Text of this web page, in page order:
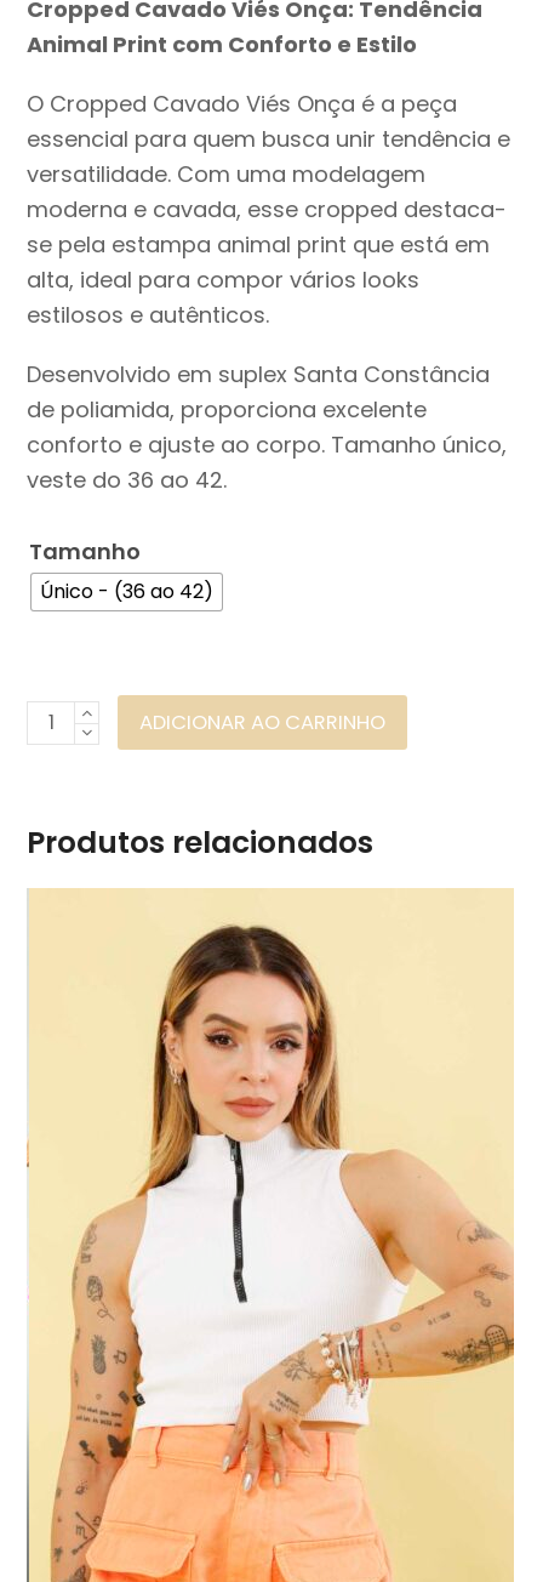
Cropped Cavado Viés Onça: Tendência
Animal Print com Conforto e Estilo
O Cropped Cavado Viés Onça é a peça
essencial para quem busca unir tendência e
versatilidade. Com uma modelagem
moderna e cavada, esse cropped destaca-
se pela estampa animal print que está em
alta, ideal para compor vários looks
estilosos e autênticos.
Desenvolvido em suplex Santa Constância
de poliamida, proporciona excelente
conforto e ajuste ao corpo. Tamanho único,
veste do 36 ao 42.
Tamanho
Único - (36 ao 42)
Cropped
Cavado
Ref:
351
ADICIONAR AO CARRINHO
Produtos relacionados